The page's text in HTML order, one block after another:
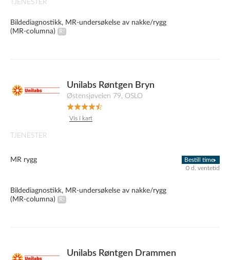
TJENESTER
Bildediagnostikk, MR-undersøkelse av nakke/rygg
(MR-columna)
Unilabs Røntgen Bryn
Østensjøveien 79, OSLO
Vis i kart
TJENESTER
MR rygg
Bestill time
0 d. ventetid
Bildediagnostikk, MR-undersøkelse av nakke/rygg
(MR-columna)
Unilabs Røntgen Drammen